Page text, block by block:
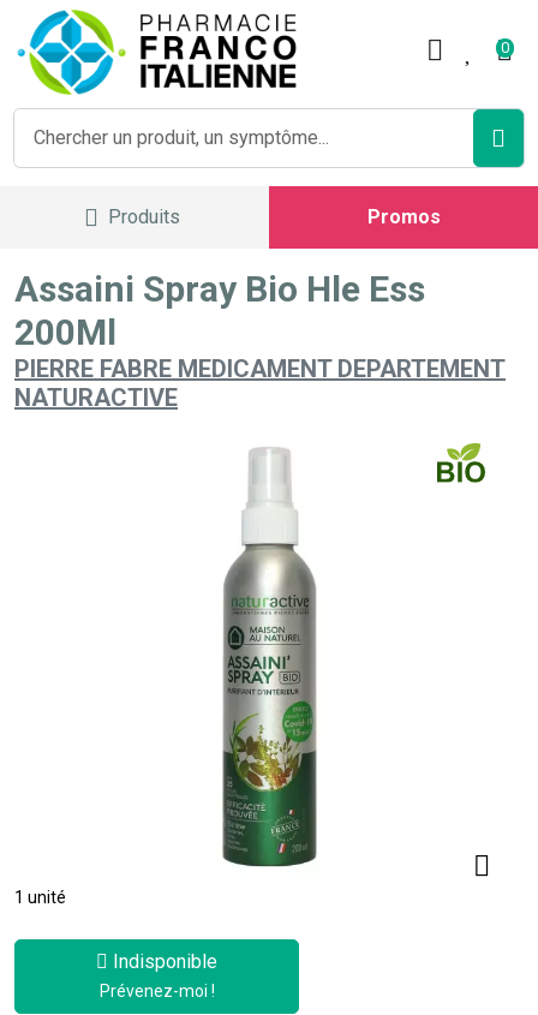
0
Produits Promos
Assaini Spray Bio Hle Ess
200Ml
PIERRE FABRE MEDICAMENT DEPARTEMENT
NATURACTIVE
1 unité
Indisponible
Prévenez-moi !